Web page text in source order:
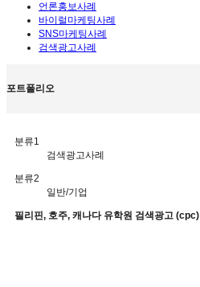
언론홍보사례
바이럴마케팅사례
SNS마케팅사례
검색광고사례
포트폴리오
분류1
검색광고사례
분류2
일반/기업
필리핀, 호주, 캐나다 유학원 검색광고 (cpc)